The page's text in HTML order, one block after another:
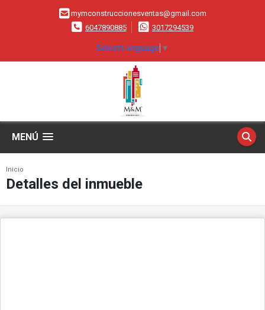
mymconstruccionesventas@gmail.com
6047890885
3017294539
Select Language ▼
MENÚ
Inicio
Detalles del inmueble